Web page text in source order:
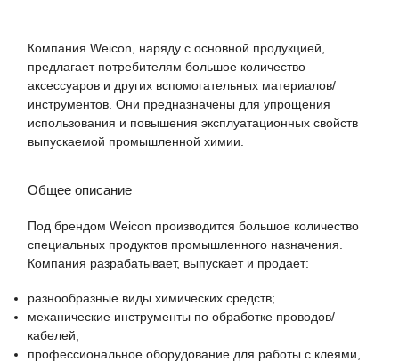
Компания Weicon, наряду с основной продукцией,
предлагает потребителям большое количество
аксессуаров и других вспомогательных материалов/
инструментов. Они предназначены для упрощения
использования и повышения эксплуатационных свойств
выпускаемой промышленной химии.
Общее описание
Под брендом Weicon производится большое количество
специальных продуктов промышленного назначения.
Компания разрабатывает, выпускает и продает:
разнообразные виды химических средств;
механические инструменты по обработке проводов/
кабелей;
профессиональное оборудование для работы с клеями,